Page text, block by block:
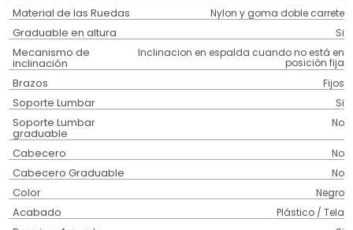
Material de las Ruedas Nylon y goma doble carrete
Graduable en altura Si
Mecanismo de
inclinación
Inclinacion en espalda cuando no está en
posición fija
Brazos Fijos
Soporte Lumbar Si
Soporte Lumbar
graduable
No
Cabecero No
Cabecero Graduable No
Color Negro
Acabado Plástico / Tela